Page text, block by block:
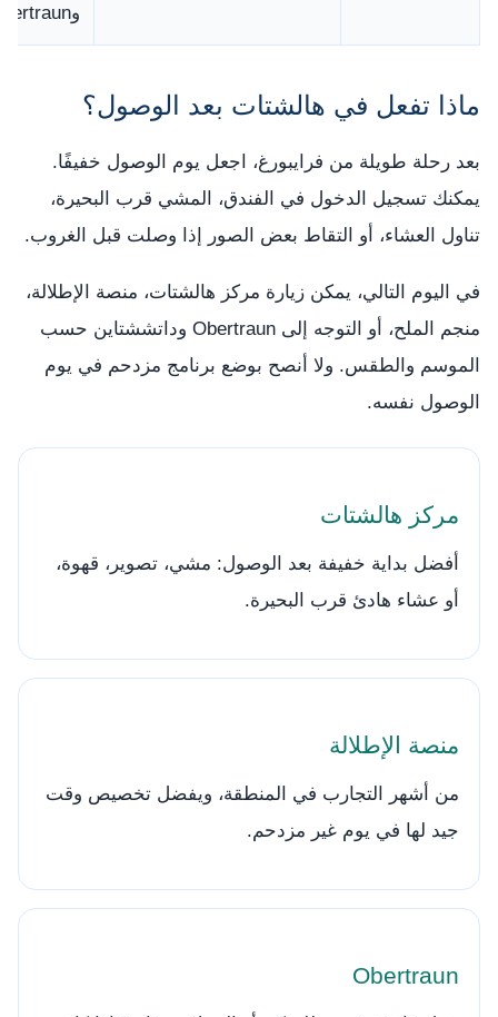
وObertraun
ماذا تفعل في هالشتات بعد الوصول؟
بعد رحلة طويلة من فرايبورغ، اجعل يوم الوصول خفيفًا.
يمكنك تسجيل الدخول في الفندق، المشي قرب البحيرة،
تناول العشاء، أو التقاط بعض الصور إذا وصلت قبل الغروب.
في اليوم التالي، يمكن زيارة مركز هالشتات، منصة الإطلالة،
منجم الملح، أو التوجه إلى Obertraun وداتششتاين حسب
الموسم والطقس. ولا أنصح بوضع برنامج مزدحم في يوم
الوصول نفسه.
مركز هالشتات
أفضل بداية خفيفة بعد الوصول: مشي، تصوير، قهوة،
أو عشاء هادئ قرب البحيرة.
منصة الإطلالة
من أشهر التجارب في المنطقة، ويفضل تخصيص وقت
جيد لها في يوم غير مزدحم.
Obertraun